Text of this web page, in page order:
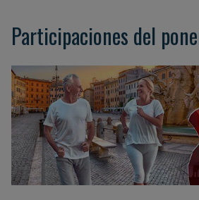
Participaciones del